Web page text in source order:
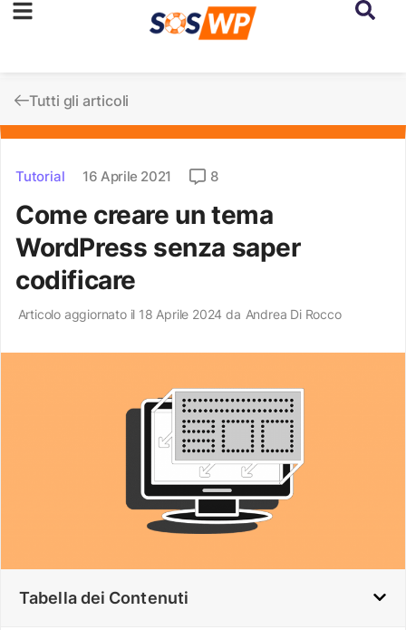
Tutti gli articoli
Tutorial 16 Aprile 2021 8
Come creare un tema
WordPress senza saper
codificare
Articolo aggiornato il 18 Aprile 2024 da Andrea Di Rocco
Tabella dei Contenuti